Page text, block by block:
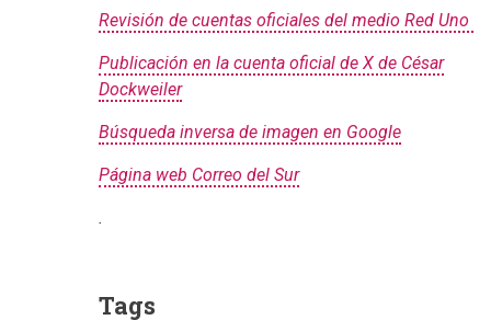
Revisión de cuentas oficiales del medio Red Uno
Publicación en la cuenta oficial de X de César
Dockweiler
Búsqueda inversa de imagen en Google
Página web Correo del Sur
.
Tags